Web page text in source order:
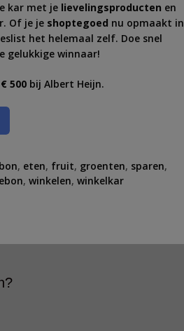
kar met je lievelingsproducten en
Of je je shoptegoed nu opmaakt in
het helemaal zelf. Doe snel
gelukkige winnaar!
500 bij Albert Heijn.
, eten, fruit, groenten, sparen,
, winkelen, winkelkar